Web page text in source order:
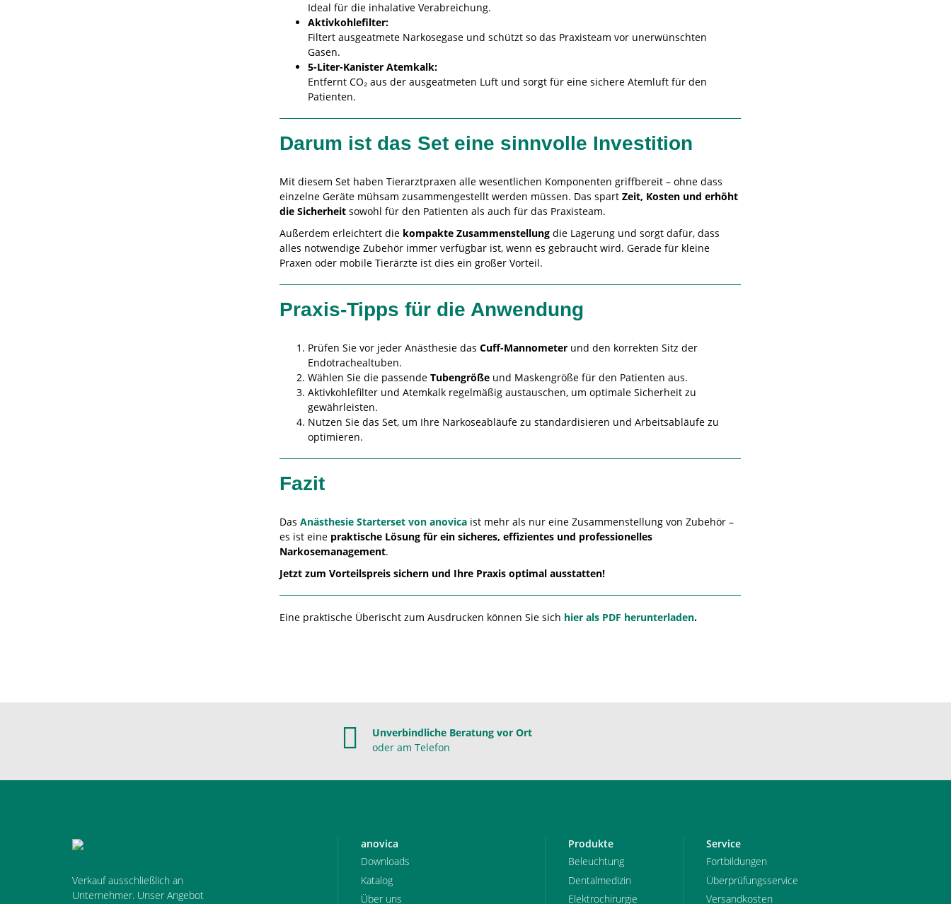
Ideal für die inhalative Verabreichung.
Aktivkohlefilter:
Filtert ausgeatmete Narkosegase und schützt so das Praxisteam vor unerwünschten
Gasen.
5-Liter-Kanister Atemkalk:
Entfernt CO₂ aus der ausgeatmeten Luft und sorgt für eine sichere Atemluft für den
Patienten.
Darum ist das Set eine sinnvolle Investition
Mit diesem Set haben Tierarztpraxen alle wesentlichen Komponenten griffbereit – ohne dass
einzelne Geräte mühsam zusammengestellt werden müssen. Das spart Zeit, Kosten und erhöht
die Sicherheitsowohl für den Patienten als auch für das Praxisteam.
Außerdem erleichtert die kompakte Zusammenstellungdie Lagerung und sorgt dafür, dass
alles notwendige Zubehör immer verfügbar ist, wenn es gebraucht wird. Gerade für kleine
Praxen oder mobile Tierärzte ist dies ein großer Vorteil.
Praxis-Tipps für die Anwendung
Prüfen Sie vor jeder Anästhesie das Cuff-Mannometerund den korrekten Sitz der
Endotrachealtuben.
Wählen Sie die passende Tubengrößeund Maskengröße für den Patienten aus.
Aktivkohlefilter und Atemkalk regelmäßig austauschen, um optimale Sicherheit zu
gewährleisten.
Nutzen Sie das Set, um Ihre Narkoseabläufe zu standardisieren und Arbeitsabläufe zu
optimieren.
Fazit
Das Anästhesie Starterset von anovicaist mehr als nur eine Zusammenstellung von Zubehör –
es ist eine praktische Lösung für ein sicheres, effizientes und professionelles
Narkosemanagement.
Jetzt zum Vorteilspreis sichern und Ihre Praxis optimal ausstatten!
Eine praktische Überischt zum Ausdrucken können Sie sich hier als PDF herunterladen.
Unverbindliche Beratung vor Ort
oder am Telefon
Verkauf ausschließlich an
Unternehmer. Unser Angebot
anovica
Downloads
Katalog
Über uns
Produkte
Beleuchtung
Dentalmedizin
Elektrochirurgie
Service
Fortbildungen
Überprüfungsservice
Versandkosten